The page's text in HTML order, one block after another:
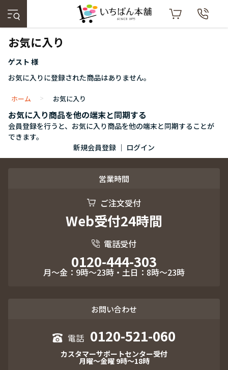
お気に入り
ゲスト 様
お気に入りに登録された商品はありません。
ホーム お気に入り
お気に入り商品を他の端末と同期する
会員登録を行うと、お気に入り商品を他の端末と同期することが
できます。
新規会員登録 ｜ ログイン
営業時間
ご注文受付
Web受付24時間
電話受付
0120-444-303
月～金：9時～23時・土日：8時～23時
お問い合わせ
0120-521-060
カスタマーサポートセンター受付
月曜～金曜 9時～18時